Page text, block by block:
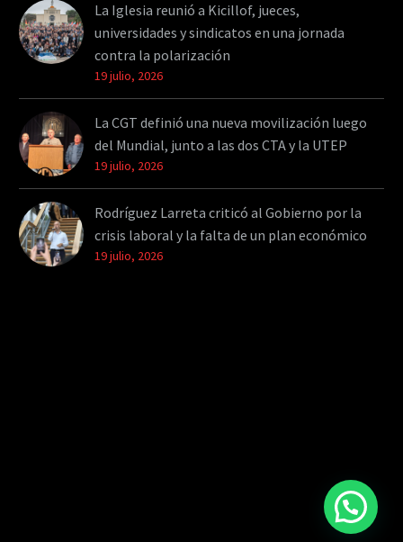
La Iglesia reunió a Kicillof, jueces,
universidades y sindicatos en una jornada
contra la polarización
19 julio, 2026
La CGT definió una nueva movilización luego
del Mundial, junto a las dos CTA y la UTEP
19 julio, 2026
Rodríguez Larreta criticó al Gobierno por la
crisis laboral y la falta de un plan económico
19 julio, 2026